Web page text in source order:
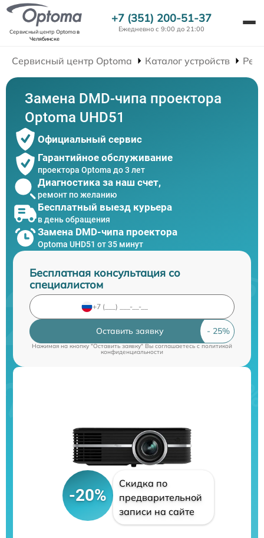
Сервисный центр Optomaв
Челябинске
+7 (351) 200-51-37
Ежедневно с 9:00 до 21:00
Сервисный центр Optoma Каталог устройств
Замена DMD-чипа проектора
Optoma UHD51
Официальный сервис
Гарантийное обслуживание
проектора Optoma до 3 лет
Диагностика за наш счет,
ремонт по желанию
Бесплатный выезд курьера
в день обращения
Замена DMD-чипа проектора
Optoma UHD51 от 35 минут
Бесплатная консультация со
специалистом
Оставить заявку
Нажимая на кнопку "Оставить заявку" Вы соглашаетесь cполитикой
конфиденциальности
-20%
Скидка по
предварительной
записи на сайте